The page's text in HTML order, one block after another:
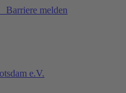
Barriere melden